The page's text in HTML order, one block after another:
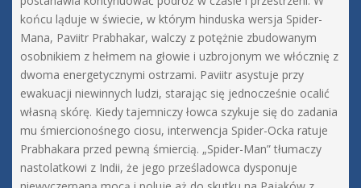
końcu ląduje w świecie, w którym hinduska wersja Spider-
Mana, Paviitr Prabhakar, walczy z potężnie zbudowanym
osobnikiem z hełmem na głowie i uzbrojonym we włócznię z
dwoma energetycznymi ostrzami. Paviitr asystuje przy
ewakuacji niewinnych ludzi, starając się jednocześnie ocalić
własną skórę. Kiedy tajemniczy łowca szykuje się do zadania
mu śmiercionośnego ciosu, interwencja Spider-Ocka ratuje
Prabhakara przed pewną śmiercią. „Spider-Man” tłumaczy
nastolatkowi z Indii, że jego prześladowca dysponuje